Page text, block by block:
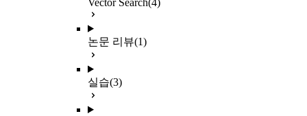
Vector Search(4)
논문 리뷰(1)
실습(3)